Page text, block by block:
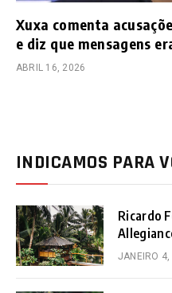
Xuxa comenta
e diz que mensagens
ABRIL 16, 2026
INDICAMOS PARA
Ricardo
JANEIRO 4,